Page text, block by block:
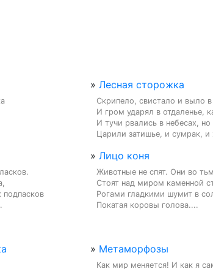
» Лесная сторожка
Скрипело, свистало и выло в
И гром ударял в отдаленье,
И тучи рвались в небесах, но
Царили затишье, и сумрак, и
подпасков
» Лицо коня
Животные не спят. Они во
Стоят над миром каменной
Рогами гладкими шумит в
Покатая коровы голова....
» Метаморфозы
Как мир меняется! И как я